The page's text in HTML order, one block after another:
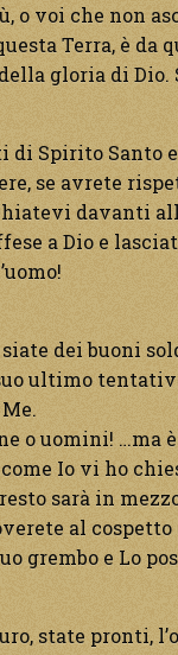
o voi che non
Terra, è da
gloria di Dio.
Spirito Santo
se avrete
davanti
a Dio e
dei buoni
ultimo
o uomini!
Io vi ho
sarà in
al cospetto
grembo e Lo
state pronti,